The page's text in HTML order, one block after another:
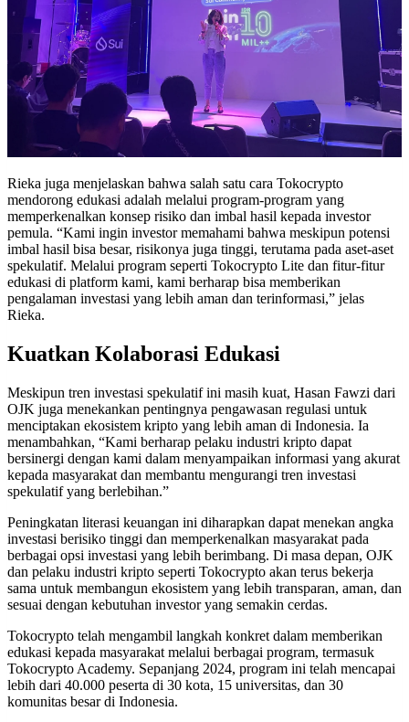
Rieka juga menjelaskan bahwa salah satu cara Tokocrypto
mendorong edukasi adalah melalui program-program yang
memperkenalkan konsep risiko dan imbal hasil kepada investor
pemula. “Kami ingin investor memahami bahwa meskipun potensi
imbal hasil bisa besar, risikonya juga tinggi, terutama pada aset-aset
spekulatif. Melalui program seperti Tokocrypto Lite dan fitur-fitur
edukasi di platform kami, kami berharap bisa memberikan
pengalaman investasi yang lebih aman dan terinformasi,” jelas
Rieka.
Kuatkan Kolaborasi Edukasi
Meskipun tren investasi spekulatif ini masih kuat, Hasan Fawzi dari
OJK juga menekankan pentingnya pengawasan regulasi untuk
menciptakan ekosistem kripto yang lebih aman di Indonesia. Ia
menambahkan, “Kami berharap pelaku industri kripto dapat
bersinergi dengan kami dalam menyampaikan informasi yang akurat
kepada masyarakat dan membantu mengurangi tren investasi
spekulatif yang berlebihan.”
Peningkatan literasi keuangan ini diharapkan dapat menekan angka
investasi berisiko tinggi dan memperkenalkan masyarakat pada
berbagai opsi investasi yang lebih berimbang. Di masa depan, OJK
dan pelaku industri kripto seperti Tokocrypto akan terus bekerja
sama untuk membangun ekosistem yang lebih transparan, aman, dan
sesuai dengan kebutuhan investor yang semakin cerdas.
Tokocrypto telah mengambil langkah konkret dalam memberikan
edukasi kepada masyarakat melalui berbagai program, termasuk
Tokocrypto Academy. Sepanjang 2024, program ini telah mencapai
lebih dari 40.000 peserta di 30 kota, 15 universitas, dan 30
komunitas besar di Indonesia.